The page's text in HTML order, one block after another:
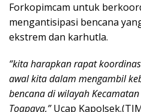
Forkopimcam untuk
mengantisipasi bencana
ekstrem dan karhutla.
“kita harapkan rapat
awal kita dalam mengambil
bencana di wilayah
Toapaya,”Ucap